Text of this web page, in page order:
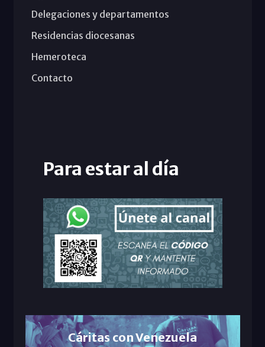
Delegaciones y departamentos
Residencias diocesanas
Hemeroteca
Contacto
Para estar al día
Cáritas con Venezuela